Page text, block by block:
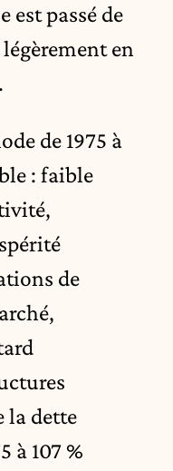
est passé de
en
de 1975 à
: faible
de
la dette
à 107 %